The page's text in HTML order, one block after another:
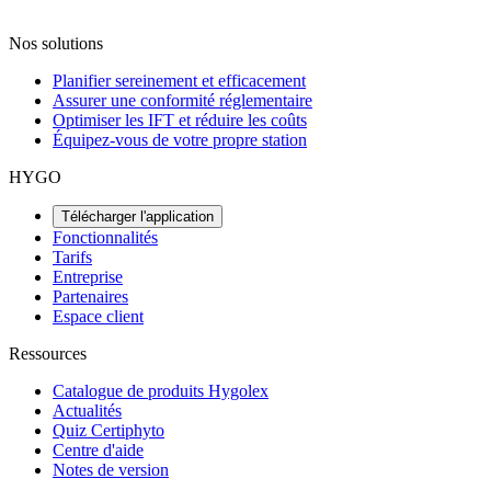
Nos solutions
Planifier sereinement et efficacement
Assurer une conformité réglementaire
Optimiser les IFT et réduire les coûts
Équipez-vous de votre propre station
HYGO
Télécharger l'application
Fonctionnalités
Tarifs
Entreprise
Partenaires
Espace client
Ressources
Catalogue de produits Hygolex
Actualités
Quiz Certiphyto
Centre d'aide
Notes de version